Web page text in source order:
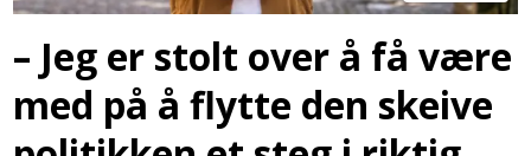
– Jeg er stolt over å få være
med på å flytte den skeive